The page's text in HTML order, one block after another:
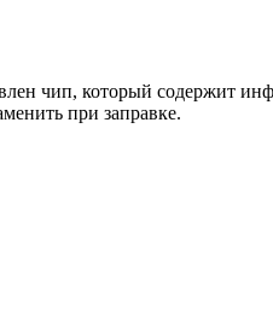
чип, который содержит
при заправке.